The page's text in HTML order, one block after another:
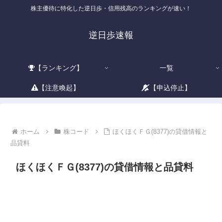
株主優待に特化した逆日歩・信用残高のランキングが速い！
逆日歩速報
【ランキング】 一覧
【注意喚起】 【申込停止】
ホーム 株コード
ほくほくＦＧ(8377)の貸借情報と
品貸料
ほくほくＦＧ(8377)の貸借情報と品貸料